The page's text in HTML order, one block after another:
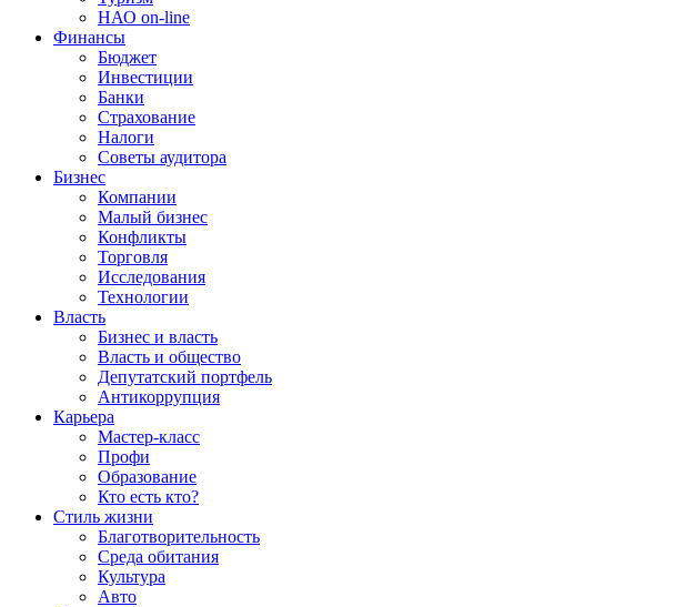
НАО on-line
Финансы
Бюджет
Инвестиции
Банки
Страхование
Налоги
Советы аудитора
Бизнес
Компании
Малый бизнес
Конфликты
Торговля
Исследования
Технологии
Власть
Бизнес и власть
Власть и общество
Депутатский портфель
Антикоррупция
Карьера
Мастер-класс
Профи
Образование
Кто есть кто?
Стиль жизни
Благотворительность
Среда обитания
Культура
Авто